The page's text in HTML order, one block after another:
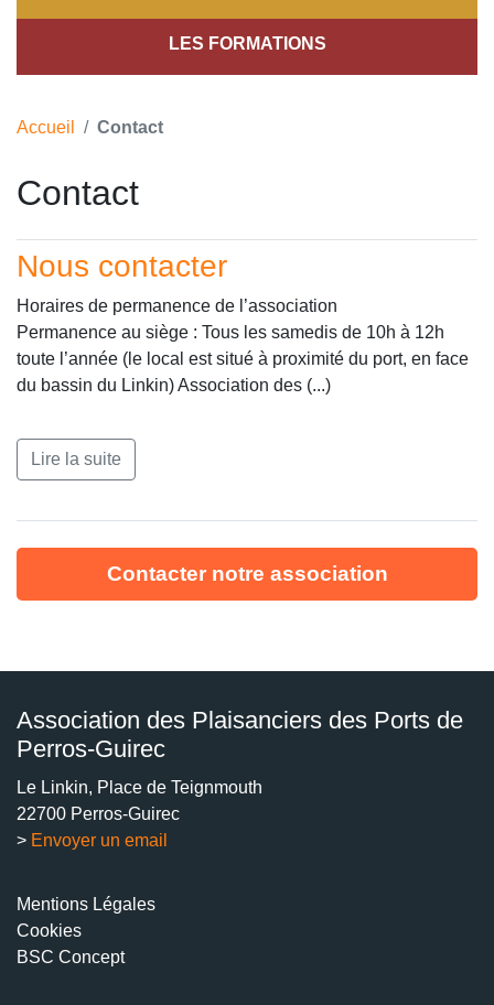
LES FORMATIONS
Accueil Contact
Contact
Nous contacter
Horaires de permanence de l’association
Permanence au siège : Tous les samedis de 10h à 12h
toute l’année (le local est situé à proximité du port, en face
du bassin du Linkin) Association des (...)
Lire la suite
Contacter notre association
Association des Plaisanciers des Ports de
Perros-Guirec
Le Linkin, Place de Teignmouth
22700 Perros-Guirec
> Envoyer un email
Mentions Légales
Cookies
BSC Concept